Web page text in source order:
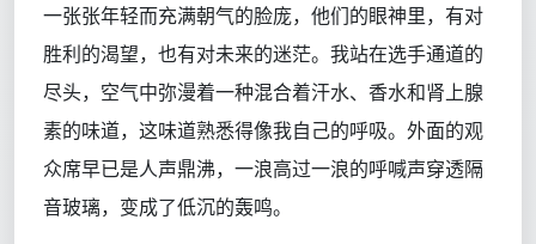
一张张年轻而充满朝气的脸庞，他们的眼神里，有对
胜利的渴望，也有对未来的迷茫。我站在选手通道的
尽头，空气中弥漫着一种混合着汗水、香水和肾上腺
素的味道，这味道熟悉得像我自己的呼吸。外面的观
众席早已是人声鼎沸，一浪高过一浪的呼喊声穿透隔
音玻璃，变成了低沉的轰鸣。